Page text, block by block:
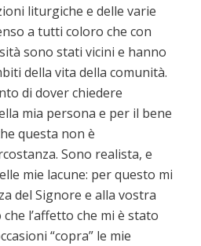
liturgiche e delle varie
a tutti coloro che con
sono stati vicini e hanno
della vita della comunità.
di dover chiedere
mia persona e per il bene
questa non è
Sono realista, e
mie lacune: per questo mi
del Signore e alla vostra
l’affetto che mi è stato
“copra” le mie